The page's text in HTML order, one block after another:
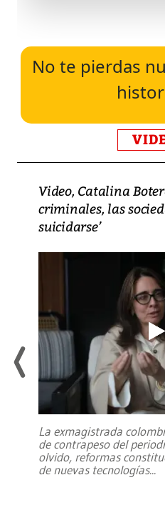
No te pierdas
Video, Catalina
criminales, las
suicidarse’
La exmagistrada
de contrapeso del
olvido, reformas
de nuevas tecnologías...